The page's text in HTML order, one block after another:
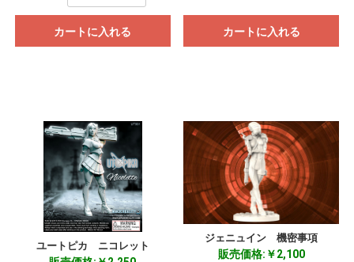
カートに入れる カートに入れる
ユートピカ ニコレット
ジェニュイン 機密事項
販売価格:￥2,100